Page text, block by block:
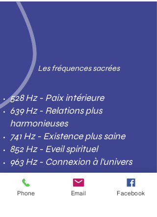
Les fréquences sacrées
528 Hz - Paix intérieure
639 Hz - Relations plus
harmonieuses
741 Hz - Existence plus saine
852 Hz - Eveil spirituel
963 Hz - Connexion à l'univers
Phone Email Facebook